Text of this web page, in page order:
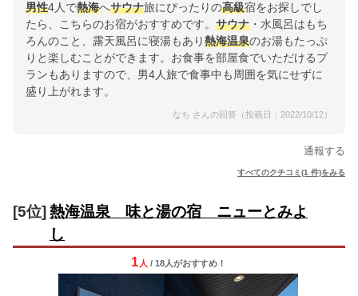
男性4人で熱海へサウナ旅にぴったりの高級宿をお探しでし
たら、こちらのお宿がおすすめです。 サウナ ・水風呂はもち
ろんのこと、露天風呂に寝湯もあり熱海温泉のお湯もたっぷ
りと楽しむことができます。お食事を部屋食でいただけるプ
ランもありますので、男4人旅で食事中も周囲を気にせずに
盛り上がれます。
なち さんの回答（投稿日：2022/10/12）
通報する
すべてのクチコミ(1 件)をみる
[5位] 熱海温泉 味と湯の宿 ニューとみよ
し
1 人 / 18人がおすすめ！